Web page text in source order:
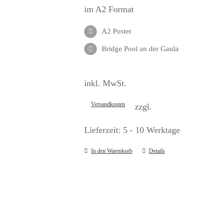
im A2 Format
A2 Poster
Bridge Pool an der Gaula
inkl. MwSt.
zzgl.
Versandkosten
Lieferzeit: 5 - 10 Werktage
In den Warenkorb Details